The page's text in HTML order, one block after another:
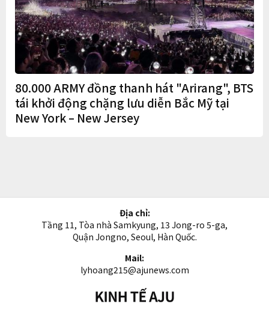
80.000 ARMY đồng thanh hát "Arirang", BTS
tái khởi động chặng lưu diễn Bắc Mỹ tại
New York – New Jersey
Địa chỉ:
Tầng 11, Tòa nhà Samkyung, 13 Jong-ro 5-ga,
Quận Jongno, Seoul, Hàn Quốc.
Mail:
lyhoang215@ajunews.com
Kinh
tế